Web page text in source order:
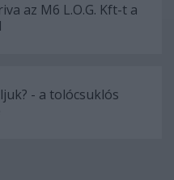
az M6 L.O.G. Kft-t a
- a tolócsuklós